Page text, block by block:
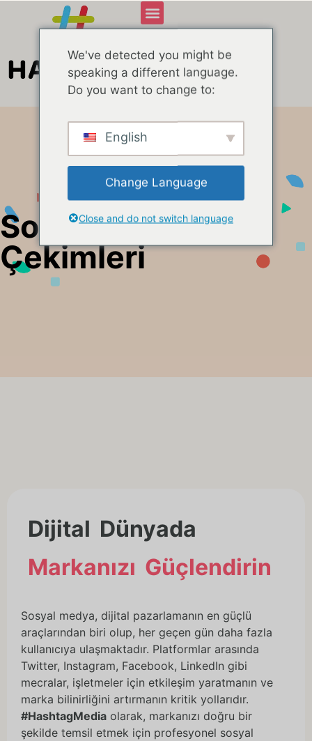
Sosyal Medya
Çekimleri
Dijital Dünyada
Markanızı Güçlendirin
Sosyal medya, dijital pazarlamanın en güçlü
araçlarından biri olup, her geçen gün daha fazla
kullanıcıya ulaşmaktadır. Platformlar arasında
Twitter, Instagram, Facebook, LinkedIn gibi
mecralar, işletmeler için etkileşim yaratmanın ve
marka bilinirliğini artırmanın kritik yollarıdır.
#HashtagMedia olarak, markanızı doğru bir
şekilde temsil etmek için profesyonel sosyal
We've detected you might be
speaking a different language.
Do you want to change to:
English
Change Language
Close and do not switch language